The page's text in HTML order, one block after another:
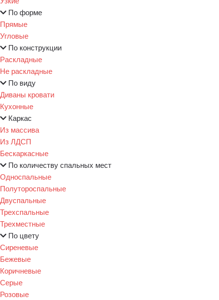
По форме
Прямые
Угловые
По конструкции
Раскладные
Не раскладные
По виду
Диваны кровати
Кухонные
Каркас
Из массива
Из ЛДСП
Бескаркасные
По количеству спальных мест
Односпальные
Полутороспальные
Двуспальные
Трехспальные
Трехместные
По цвету
Сиреневые
Бежевые
Коричневые
Серые
Розовые